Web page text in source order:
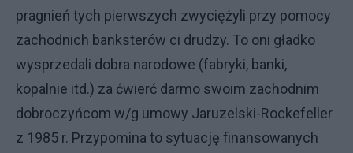
pragnień tych pierwszych zwyciężyli przy pomocy
zachodnich banksterów ci drudzy. To oni gładko
wysprzedali dobra narodowe (fabryki, banki,
kopalnie itd.) za ćwierć darmo swoim zachodnim
dobroczyńcom w/g umowy Jaruzelski-Rockefeller
z 1985 r. Przypomina to sytuację finansowanych